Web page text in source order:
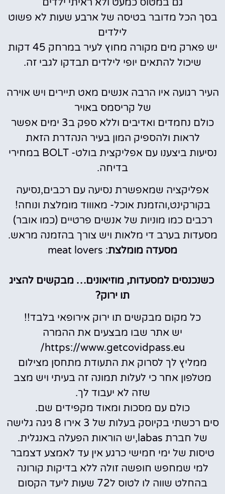
בסך הכל מדובר בטיסה של ארבע שעות לא פשוט
לילדים
יש פארק מים מקורה מחוץ לעיר במרחק 45 דקות
שיכול להתאים יופי לילדים תבדקו לגבי זה.
העיר רגועה איו הרבה אנשים מאט תיירים ויש אוירה
של קריסמס באויר
כולם נחמדים ואדיבים וללא ספק ב3 ימים אפשר
לראות ולהספיק המון בעיר הנהדרת הזאת
נסיעות ביצענו עם אפליקצית בולט- BOLT במחירי
בדיחה.
אפליקציה שמאפשרת נסיעה עם רכבים,נסיעה
בקורקינט,והזמנת אוכל- מאוווד מומלצת ונוחה!
רכבים כמו מוניות של אנשים פרטיים (כמו אובר)
מסעדות בערב די מלאות ויש צורך בהזמנה מראש.
מסעדה מומלצת: meat lovers
כשנכנסים למסעדות, מוזיאונים… מבקשים להציג
תו ירוק?
כל מקום מבקשים תו ירוק אירופאי בלבד!!
יש אתר שבו מבצעים את ההמרה
https://www.getcovidpass.eu/
ממליץ לך לסרוק את התעודת מתחסן מצילום
מטלפון אחר כי לעלות תמונה זה בעיתי ויש מצב
שזה לא יעבוד לך.
כולם עם מסכות ומאוד מקפידים שם.
סים רכשתי בקיוסק בעלות של 3 אירו 8 גיגה גלישה
של חברת labas,יש הוראות הפעלה באנגלית.
טיסות של ימי חמישי כרגע אין עד לאמצע דצמבר
למי שמחפש חופשה זולה ללא בדיקות קורונה
בהחלט שווה לו לטוס ל72 שעות ליעד הקסום